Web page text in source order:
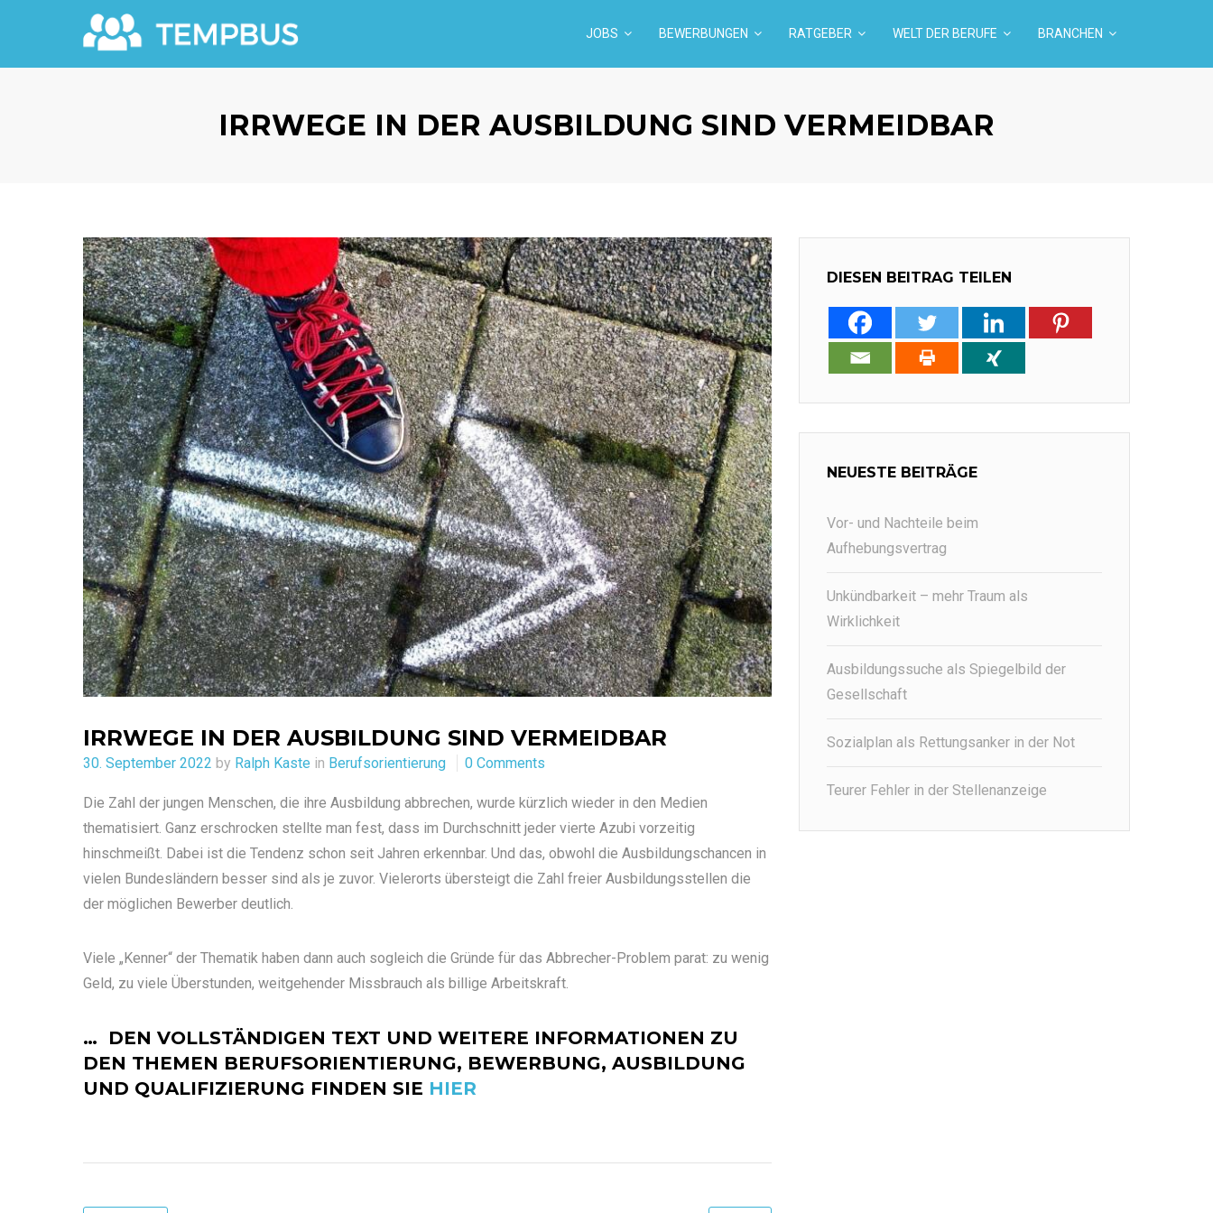
JOBS BEWERBUNGEN RATGEBER WELT DER BERUFE BRANCHEN
IRRWEGE IN DER AUSBILDUNG SIND VERMEIDBAR
IRRWEGE IN DER AUSBILDUNG SIND VERMEIDBAR
Posted
30. September 2022 by Ralph Kaste in Berufsorientierung 0 Comments
Die Zahl der jungen Menschen, die ihre Ausbildung abbrechen, wurde kürzlich wieder in den Medien
thematisiert. Ganz erschrocken stellte man fest, dass im Durchschnitt jeder vierte Azubi vorzeitig
hinschmeißt. Dabei ist die Tendenz schon seit Jahren erkennbar. Und das, obwohl die Ausbildungschancen in
vielen Bundesländern besser sind als je zuvor. Vielerorts übersteigt die Zahl freier Ausbildungsstellen die
der möglichen Bewerber deutlich.
Viele „Kenner“ der Thematik haben dann auch sogleich die Gründe für das Abbrecher-Problem parat: zu wenig
Geld, zu viele Überstunden, weitgehender Missbrauch als billige Arbeitskraft.
… DEN VOLLSTÄNDIGEN TEXT UND WEITERE INFORMATIONEN ZU
DEN THEMEN BERUFSORIENTIERUNG, BEWERBUNG, AUSBILDUNG
UND QUALIFIZIERUNG FINDEN SIE HIER
DIESEN BEITRAG TEILEN
NEUESTE BEITRÄGE
Vor- und Nachteile beim
Aufhebungsvertrag
Unkündbarkeit – mehr Traum als
Wirklichkeit
Ausbildungssuche als Spiegelbild der
Gesellschaft
Sozialplan als Rettungsanker in der Not
Teurer Fehler in der Stellenanzeige